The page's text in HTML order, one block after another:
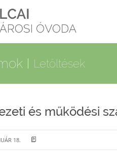
Letöltések
és működési
18.